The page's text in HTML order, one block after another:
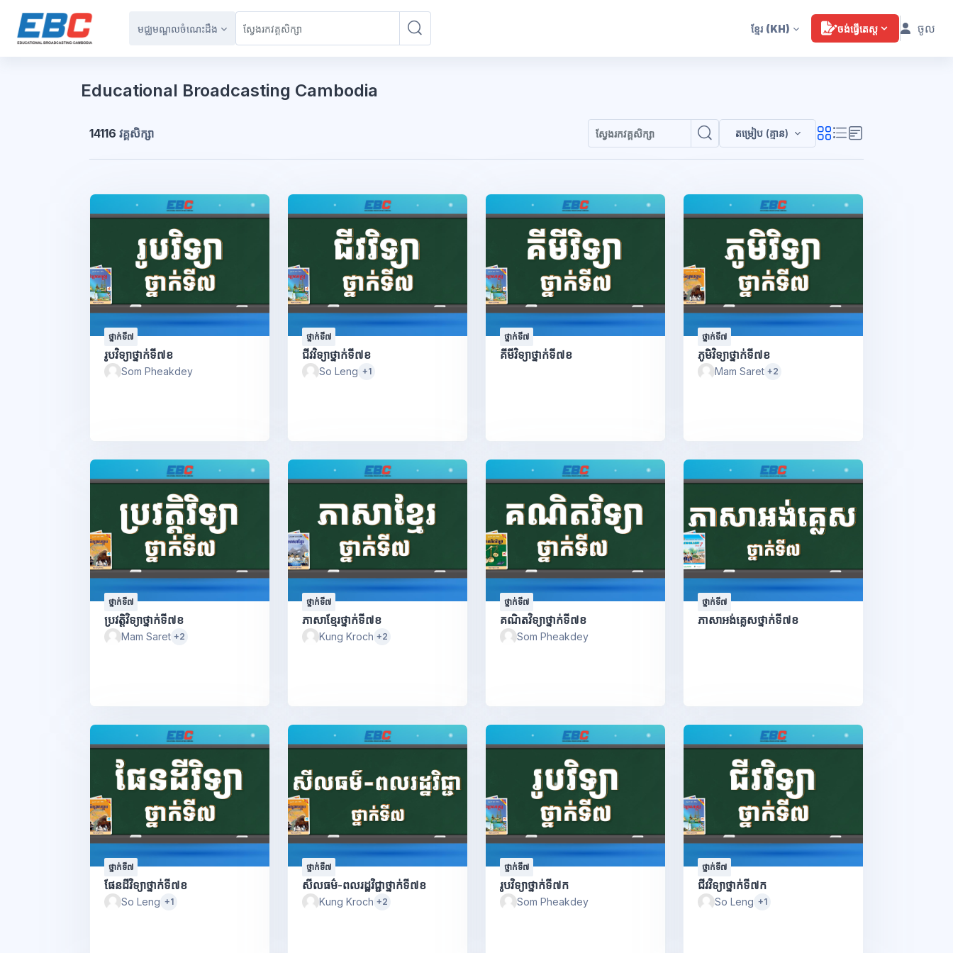
មជ្ឈមណ្ឌលចំណេះដឹង
ខ្មែរ (KH) ចង់ធ្វើតេស្ត ចូល
Educational Broadcasting Cambodia
14116 វគ្គសិក្សា
ស្វែងរកវគ្គសិក្សា
ស្វែងរកវគ្គសិក្សា
តម្រៀប (គ្មាន)
ថ្នាក់ទី៧
រូបវិទ្យាថ្នាក់ទី៧ខ
Som Pheakdey
ថ្នាក់ទី៧
ជីវវិទ្យាថ្នាក់ទី៧ខ
So Leng +1
ថ្នាក់ទី៧
គីមីវិទ្យាថ្នាក់ទី៧ខ
ថ្នាក់ទី៧
ភូមិវិទ្យាថ្នាក់ទី៧ខ
Mam Saret +2
ថ្នាក់ទី៧
ប្រវត្តិវិទ្យាថ្នាក់ទី៧ខ
Mam Saret +2
ថ្នាក់ទី៧
ភាសាខ្មែរថ្នាក់ទី៧ខ
Kung Kroch +2
ថ្នាក់ទី៧
គណិតវិទ្យាថ្នាក់ទី៧ខ
Som Pheakdey
ថ្នាក់ទី៧
ភាសាអង់គ្លេសថ្នាក់ទី៧ខ
ថ្នាក់ទី៧
ផែនដីវិទ្យាថ្នាក់ទី៧ខ
So Leng +1
ថ្នាក់ទី៧
សីលធម៌-ពលរដ្ឋវិជ្ជាថ្នាក់ទី៧ខ
Kung Kroch +2
ថ្នាក់ទី៧
រូបវិទ្យាថ្នាក់ទី៧ក
Som Pheakdey
ថ្នាក់ទី៧
ជីវវិទ្យាថ្នាក់ទី៧ក
So Leng +1